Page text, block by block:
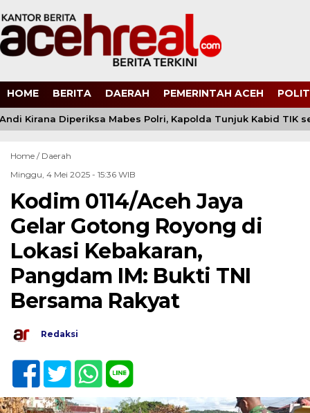
HOME BERITA DAERAH PEMERINTAH ACEH
Kirana Diperiksa Mabes Polri, Kapolda Tunjuk Kabid TIK
Home / Daerah
Minggu, 4 Mei 2025 - 15:36 WIB
Kodim 0114/Aceh Jaya
Gelar Gotong Royong di
Lokasi Kebakaran,
Pangdam IM: Bukti TNI
Bersama Rakyat
Redaksi